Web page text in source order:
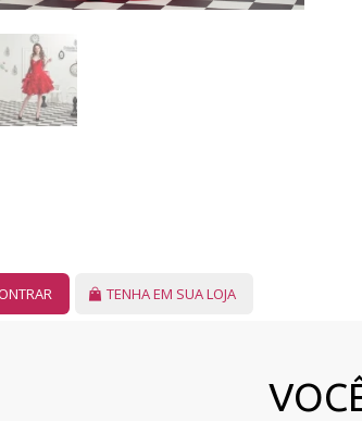
TENHA EM SUA LOJA